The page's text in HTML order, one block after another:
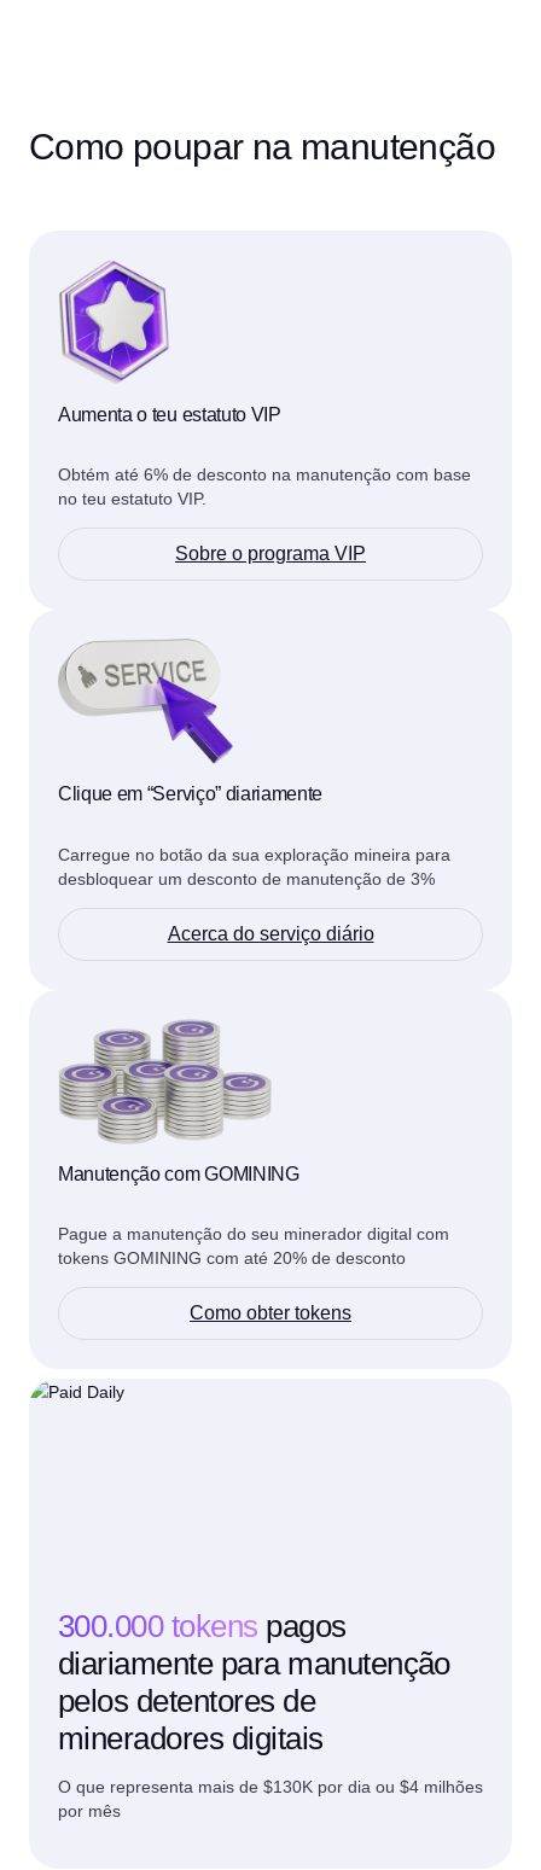
Como poupar na manutenção
Aumenta o teu estatuto VIP
Obtém até 6% de desconto na manutenção com base
no teu estatuto VIP.
Sobre o programa VIP
Clique em “Serviço” diariamente
Carregue no botão da sua exploração mineira para
desbloquear um desconto de manutenção de 3%
Acerca do serviço diário
Manutenção com GOMINING
Pague a manutenção do seu minerador digital com
tokens GOMINING com até 20% de desconto
Como obter tokens
300.000 tokens pagos
diariamente para manutenção
pelos detentores de
mineradores digitais
O que representa mais de $130K por dia ou $4 milhões
por mês